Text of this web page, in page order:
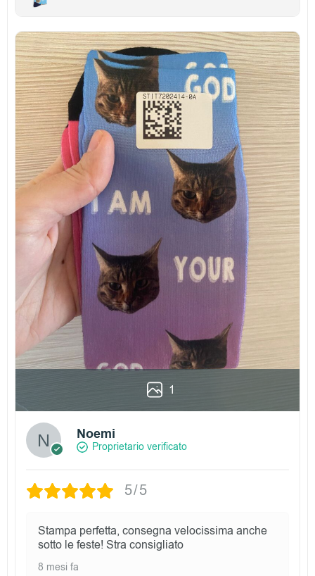
1
Noemi
Proprietario verificato
5/5
Stampa perfetta, consegna velocissima anche
sotto le feste! Stra consigliato
8 mesi fa